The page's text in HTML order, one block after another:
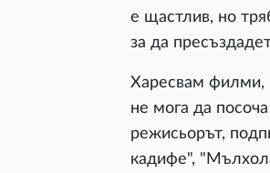
е щастлив, но
за да
Харесвам филми,
не мога да
режисьорът,
кадифе",